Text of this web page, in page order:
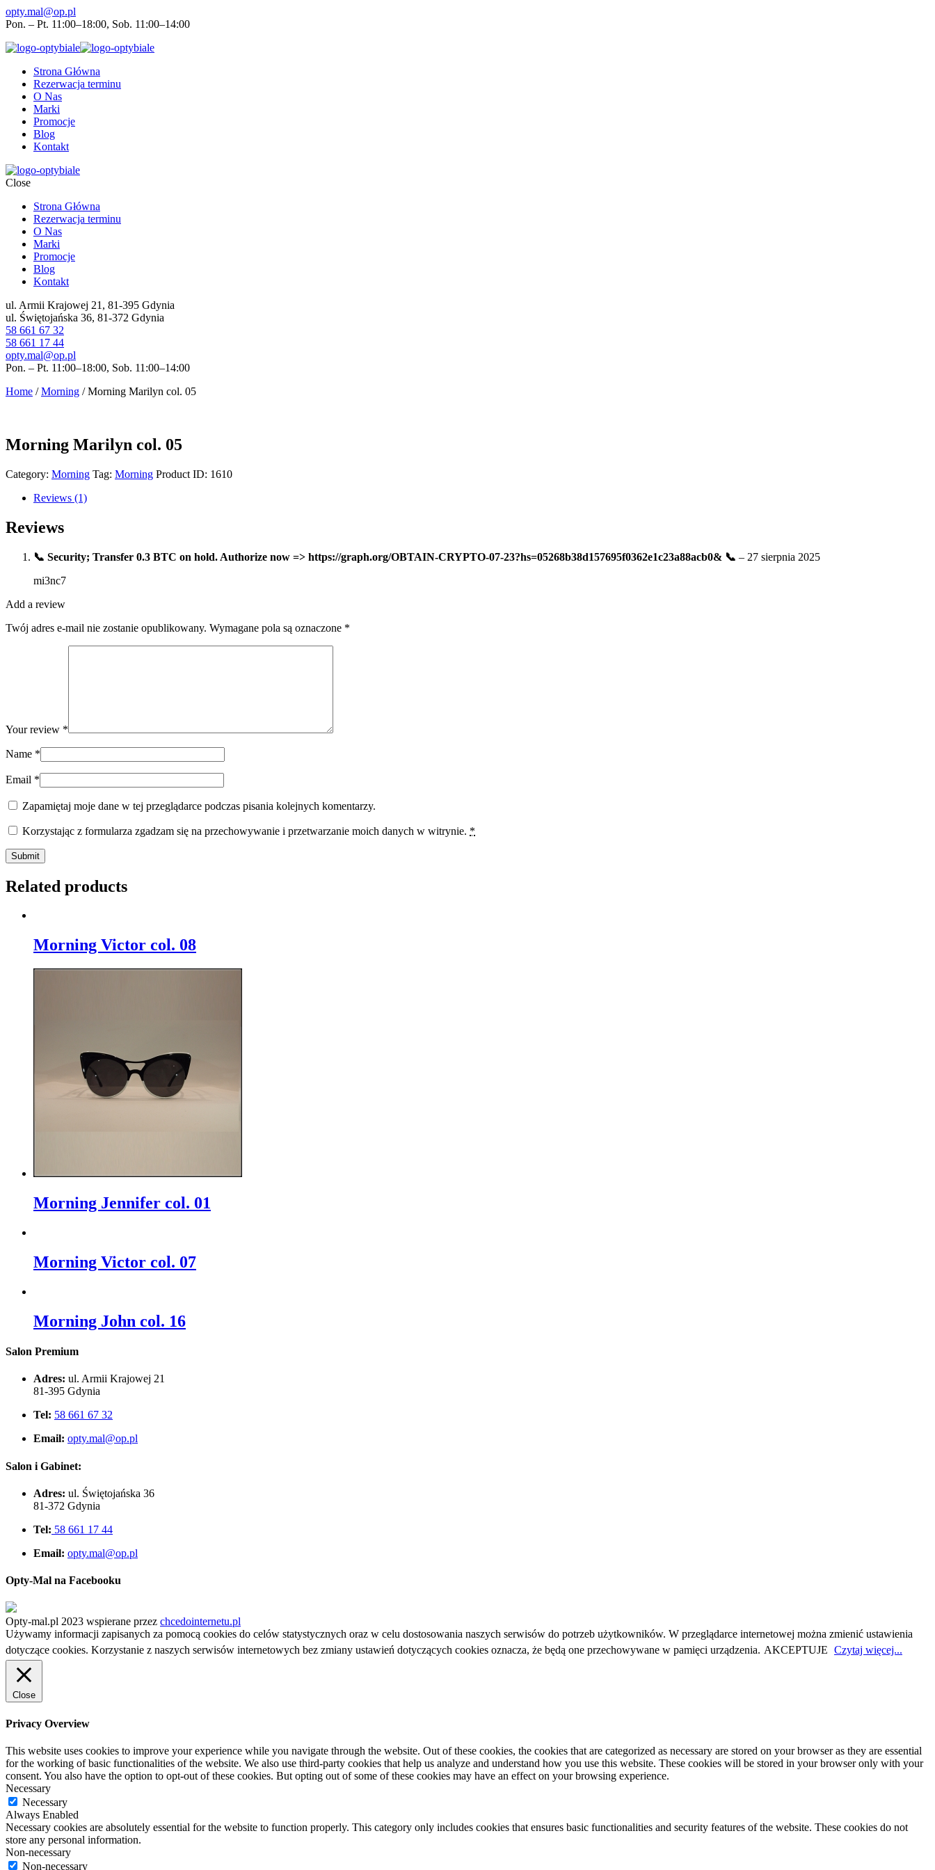
opty.mal@op.pl
Pon. – Pt. 11:00–18:00, Sob. 11:00–14:00
Strona Główna
Rezerwacja terminu
O Nas
Marki
Promocje
Blog
Kontakt
Close
Strona Główna
Rezerwacja terminu
O Nas
Marki
Promocje
Blog
Kontakt
ul. Armii Krajowej 21, 81-395 Gdynia
ul. Świętojańska 36, 81-372 Gdynia
58 661 67 32
58 661 17 44
opty.mal@op.pl
Pon. – Pt. 11:00–18:00, Sob. 11:00–14:00
Home /Morning / Morning Marilyn col. 05
Morning Marilyn col. 05
Category: Morning Tag: Morning Product ID: 1610
Reviews (1)
Reviews
📞 Security; Transfer 0.3 BTC on hold. Authorize now => https://graph.org/OBTAIN-CRYPTO-07-23?hs=05268b38d157695f0362e1c23a88acb0& 📞 – 27 sierpnia 2025
mi3nc7
Add a review
Twój adres e-mail nie zostanie opublikowany. Wymagane pola są oznaczone *
Your review *
Name *
Email *
Zapamiętaj moje dane w tej przeglądarce podczas pisania kolejnych komentarzy.
Korzystając z formularza zgadzam się na przechowywanie i przetwarzanie moich danych w witrynie. *
Related products
Morning Victor col. 08
Morning Jennifer col. 01
Morning Victor col. 07
Morning John col. 16
Salon Premium
Adres: ul. Armii Krajowej 21
81-395 Gdynia
Tel: 58 661 67 32
Email: opty.mal@op.pl
Salon i Gabinet:
Adres: ul. Świętojańska 36
81-372 Gdynia
Tel: 58 661 17 44
Email: opty.mal@op.pl
Opty-Mal na Facebooku
Opty-mal.pl 2023 wspierane przez chcedointernetu.pl
Używamy informacji zapisanych za pomocą cookies do celów statystycznych oraz w celu dostosowania naszych serwisów do potrzeb użytkowników. W przeglądarce internetowej można zmienić ustawienia
dotyczące cookies. Korzystanie z naszych serwisów internetowych bez zmiany ustawień dotyczących cookies oznacza, że będą one przechowywane w pamięci urządzenia. AKCEPTUJE Czytaj więcej...
Close
Privacy Overview
This website uses cookies to improve your experience while you navigate through the website. Out of these cookies, the cookies that are categorized as necessary are stored on your browser as they are essential
for the working of basic functionalities of the website. We also use third-party cookies that help us analyze and understand how you use this website. These cookies will be stored in your browser only with your
consent. You also have the option to opt-out of these cookies. But opting out of some of these cookies may have an effect on your browsing experience.
Necessary
Necessary
Always Enabled
Necessary cookies are absolutely essential for the website to function properly. This category only includes cookies that ensures basic functionalities and security features of the website. These cookies do not
store any personal information.
Non-necessary
Non-necessary